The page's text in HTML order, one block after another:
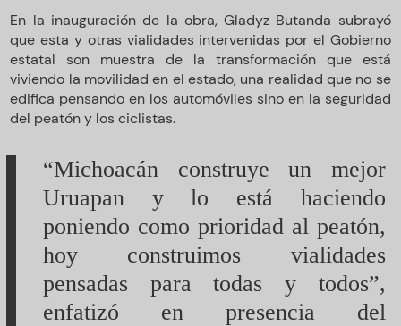
En la inauguración de la obra, Gladyz Butanda subrayó
que esta y otras vialidades intervenidas por el Gobierno
estatal son muestra de la transformación que está
viviendo la movilidad en el estado, una realidad que no se
edifica pensando en los automóviles sino en la seguridad
del peatón y los ciclistas.
“Michoacán construye un mejor
Uruapan y lo está haciendo
poniendo como prioridad al peatón,
hoy construimos vialidades
pensadas para todas y todos”,
enfatizó en presencia del